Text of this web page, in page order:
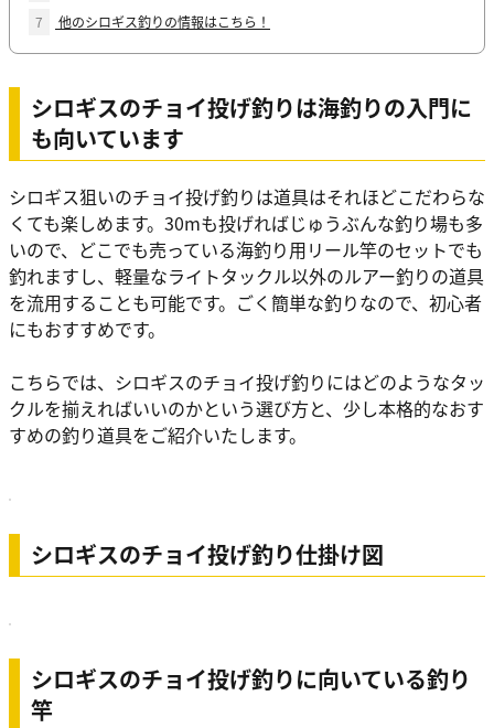
7
他のシロギス釣りの情報はこちら！
シロギスのチョイ投げ釣りは海釣りの入門に
も向いています
シロギス狙いのチョイ投げ釣りは道具はそれほどこだわらな
くても楽しめます。30mも投げればじゅうぶんな釣り場も多
いので、どこでも売っている海釣り用リール竿のセットでも
釣れますし、軽量なライトタックル以外のルアー釣りの道具
を流用することも可能です。ごく簡単な釣りなので、初心者
にもおすすめです。
こちらでは、シロギスのチョイ投げ釣りにはどのようなタッ
クルを揃えればいいのかという選び方と、少し本格的なおす
すめの釣り道具をご紹介いたします。
シロギスのチョイ投げ釣り仕掛け図
シロギスのチョイ投げ釣りに向いている釣り
竿